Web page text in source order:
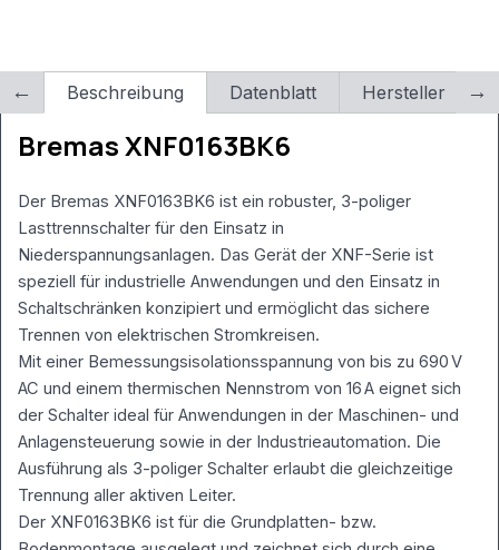
%
{REQUEST_FILENAME}
RewriteCond
{REQUEST_FILENAME}
!-d
RewriteRule .
/index.php [L]
Beschreibung Datenblatt Hersteller
Bremas XNF0163BK6
Der Bremas XNF0163BK6 ist ein robuster, 3-poliger
Lasttrennschalter für den Einsatz in
Niederspannungsanlagen. Das Gerät der XNF-Serie ist
speziell für industrielle Anwendungen und den Einsatz in
Schaltschränken konzipiert und ermöglicht das sichere
Trennen von elektrischen Stromkreisen.
Mit einer Bemessungsisolationsspannung von bis zu 690 V
AC und einem thermischen Nennstrom von 16 A eignet sich
der Schalter ideal für Anwendungen in der Maschinen- und
Anlagensteuerung sowie in der Industrieautomation. Die
Ausführung als 3-poliger Schalter erlaubt die gleichzeitige
Trennung aller aktiven Leiter.
Der XNF0163BK6 ist für die Grundplatten- bzw.